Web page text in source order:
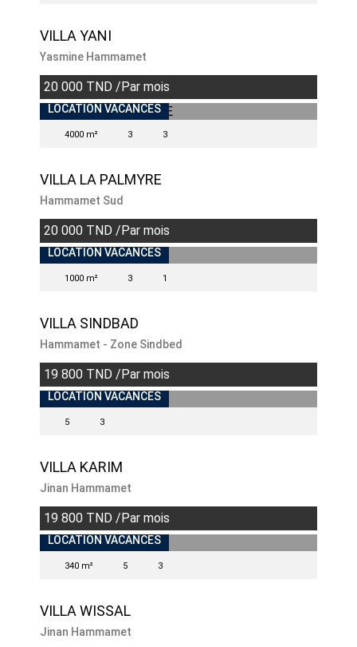
VILLA YANI
Yasmine Hammamet
20 000 TND /Par mois
LOCATION VACANCES
4000 m² 3 3
VILLA LA PALMYRE
Hammamet Sud
20 000 TND /Par mois
INDISPONIBLE
LOCATION VACANCES
1000 m² 3 1
VILLA SINDBAD
Hammamet - Zone Sindbed
19 800 TND /Par mois
LOCATION VACANCES
5 3
VILLA KARIM
Jinan Hammamet
19 800 TND /Par mois
LOCATION VACANCES
340 m² 5 3
VILLA WISSAL
Jinan Hammamet